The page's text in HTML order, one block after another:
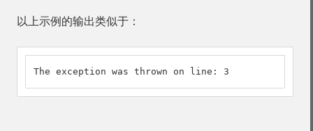
以上示例的输出类似于：
The exception was thrown on line: 3